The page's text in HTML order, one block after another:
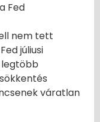
Fed
nem tett
júliusi
legtöbb
váratlan